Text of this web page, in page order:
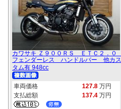
カワサキ Ｚ９００ＲＳ ＥＴＣ２．０
フェンダーレス ハンドルバー 他カス
タム有 948cc
車両価格 127.8 万円
支払総額
137.4 万円